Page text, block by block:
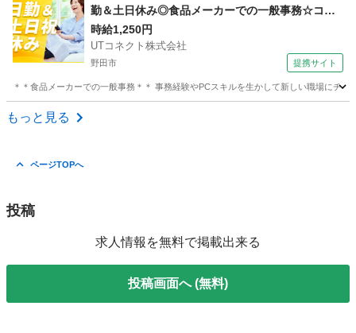
勤＆土日休み◎食品メーカーでの一般事務☆コツ
コツ作業◎簡単なPCデータ入力・電話応対など◎
車・バイク通勤OK【社宅費補助あり】＜茨城県坂
東市＞
時給1,250円
UTコネクト株式会社
野田市 提携サイト
＊＊食品メーカーでの一般事務＊＊ 事務経験やPCスキルを生かして新しい職場にチ
千葉 野田市
もっと見る
ページTOPへ
投稿
求人情報を無料で掲載出来る
投稿画面へ (無料)